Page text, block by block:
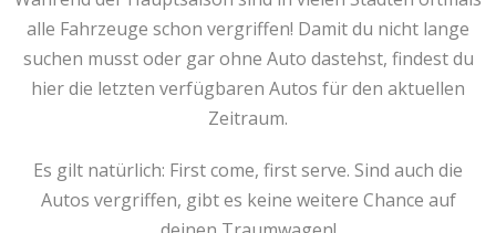
alle Fahrzeuge schon vergriffen! Damit du nicht lange
suchen musst oder gar ohne Auto dastehst, findest du
hier die letzten verfügbaren Autos für den aktuellen
Zeitraum.
Es gilt natürlich: First come, first serve. Sind auch die
Autos vergriffen, gibt es keine weitere Chance auf